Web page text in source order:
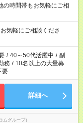
気軽にご相談くださ
/ 40～50代活躍中 / 副
務 / 10名以上の大量募
要
詳細へ
ムグループ）